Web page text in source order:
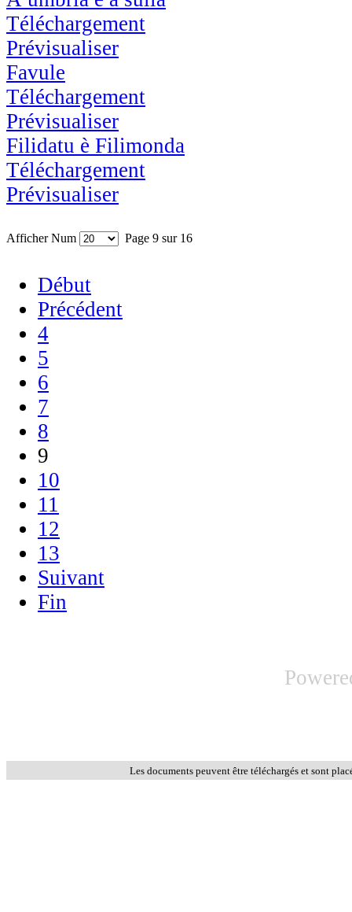
Téléchargement
Prévisualiser
Favule
Téléchargement
Prévisualiser
Filidatu è Filimonda
Téléchargement
Prévisualiser
Afficher Num Page 9 sur 16
Début
Précédent
4
5
6
7
8
9
10
11
12
13
Suivant
Fin
Les documents peuvent être téléchargés et sont